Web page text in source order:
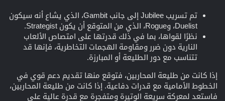
تم تسريب Jubilee إلى جانب Gambit، الذي يشاع أنه سيكون
Duelist، وRogue، الذي من المتوقع أن يكون Strategist.
نظرًا لقواها، بما في ذلك قدرتها على امتصاص الألعاب
النارية دون ضرر ومقاومة الهجمات التخاطرية، فإنها قد
تتناسب مع دور الطليعة أو المبارزة.
إذا كانت من طليعة المحاربين، فتوقع منها تقديم دعم قوي في
الخطوط الأمامية مع قدرات دفاعية. إذا كانت من طليعة المحاربين،
فاستعد لمعركة سريعة الوتيرة ومتفجرة مع قدرة عالية على